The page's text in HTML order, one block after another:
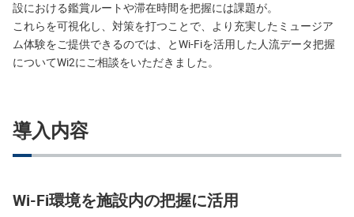
設における鑑賞ルートや滞在時間を把握には課題が。
これらを可視化し、対策を打つことで、より充実したミュージア
ム体験をご提供できるのでは、とWi-Fiを活用した人流データ把握
についてWi2にご相談をいただきました。
導入内容
Wi-Fi環境を施設内の把握に活用